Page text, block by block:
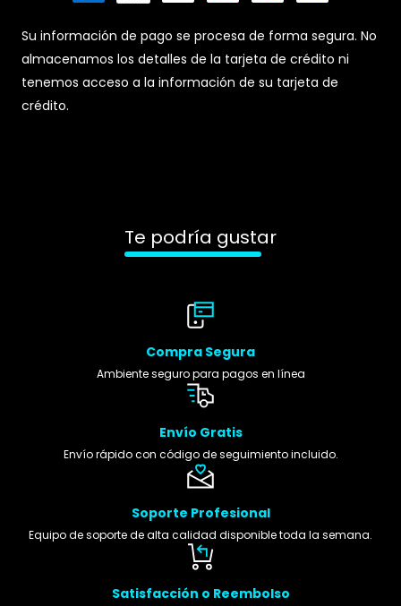
Su información de pago se procesa de forma segura. No
almacenamos los detalles de la tarjeta de crédito ni
tenemos acceso a la información de su tarjeta de
crédito.
Te podría gustar
Compra Segura
Ambiente seguro para pagos en línea
Envío Gratis
Envío rápido con código de seguimiento incluido.
Soporte Profesional
Equipo de soporte de alta calidad disponible toda la semana.
Satisfacción o Reembolso